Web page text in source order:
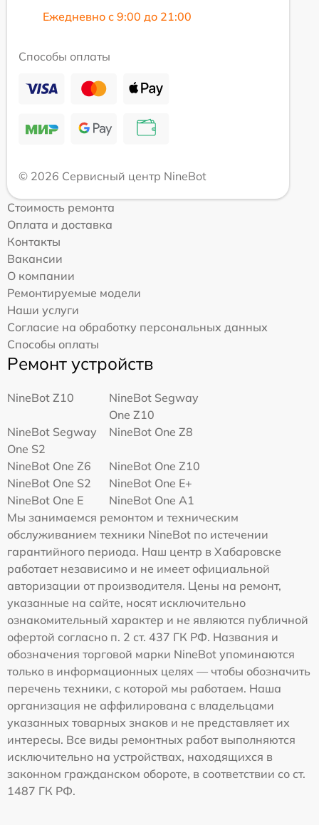
Ежедневно с 9:00 до 21:00
Способы оплаты
© 2026 Сервисный центр NineBot
Стоимость ремонта
Оплата и доставка
Контакты
Вакансии
О компании
Ремонтируемые модели
Наши услуги
Согласие на обработку персональных данных
Способы оплаты
Ремонт устройств
NineBot Z10
NineBot Segway
One Z10
NineBot Segway
One S2
NineBot One Z8
NineBot One Z6
NineBot One Z10
NineBot One S2
NineBot One E+
NineBot One E
NineBot One A1
Мы занимаемся ремонтом и техническим
обслуживанием техники NineBot по истечении
гарантийного периода. Наш центр в Хабаровске
работает независимо и не имеет официальной
авторизации от производителя. Цены на ремонт,
указанные на сайте, носят исключительно
ознакомительный характер и не являются публичной
офертой согласно п. 2 ст. 437 ГК РФ. Названия и
обозначения торговой марки NineBot упоминаются
только в информационных целях — чтобы обозначить
перечень техники, с которой мы работаем. Наша
организация не аффилирована с владельцами
указанных товарных знаков и не представляет их
интересы. Все виды ремонтных работ выполняются
исключительно на устройствах, находящихся в
законном гражданском обороте, в соответствии со ст.
1487 ГК РФ.